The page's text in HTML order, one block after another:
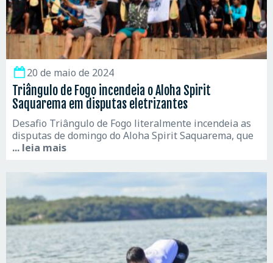
20 de maio de 2024
Triângulo de Fogo incendeia o Aloha Spirit
Saquarema em disputas eletrizantes
Desafio Triângulo de Fogo literalmente incendeia as
disputas de domingo do Aloha Spirit Saquarema, que
... leia mais